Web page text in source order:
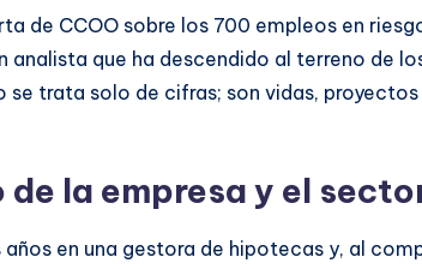
de CCOO sobre los 700 empleos en
analista que ha descendido al terreno de
se trata solo de cifras; son vidas,
de la empresa y el
años en una gestora de hipotecas y, al